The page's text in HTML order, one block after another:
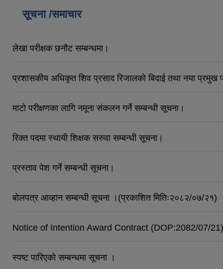
सूचना /समाचार
लेखा परीक्षक छनौट सम्बन्धमा।
प्रशासकीय अधिकृत शिव प्रसाद रिजालको बिदाई तथा नया
माटो परीक्षणका लागि नमूना संकलन गर्ने सम्बन्धी सूचना।
रिक्त पदमा स्थायी शिक्षक सरुवा सम्बन्धी सूचना।
प्रस्ताव पेश गर्ने सम्बन्धी सूचना।
बोलपत्र आव्हान सम्बन्धी सूचना ।(प्रकाशित मितिः२०८२/०७/२१)
Notice of Intention Award Contract (DOP:2082/07/21)
स्पष्ट पारिएको सम्बन्धमा सूचना ।